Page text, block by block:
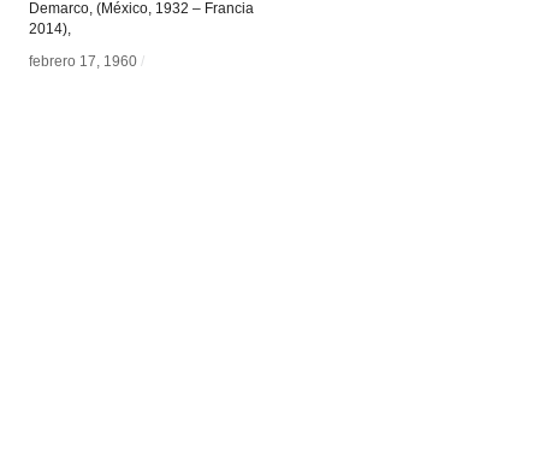
Demarco, (México, 1932 – Francia
2014),
febrero 17, 1960 /
febrero 17, 1960 /